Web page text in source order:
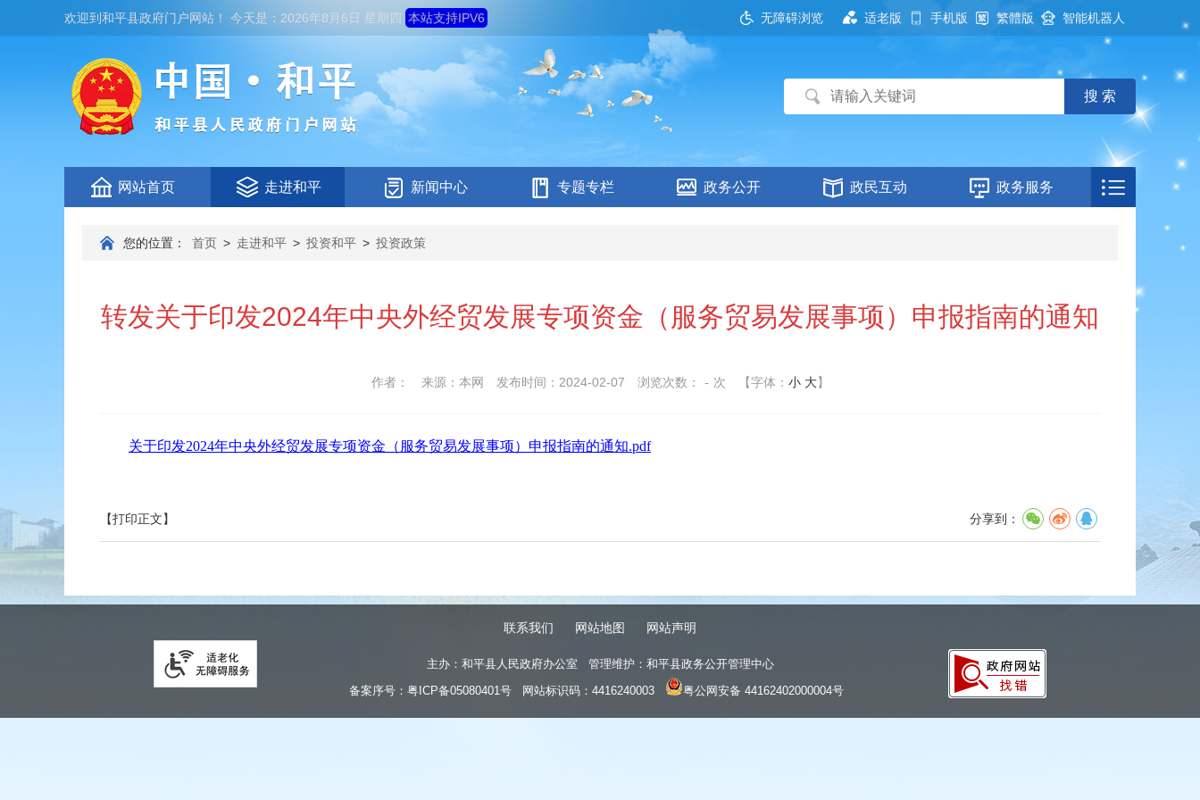
欢迎到和平县政府门户网站 ！ 今天是： 2026年8月6日 星期四 本站支持IPV6 无障碍浏览 适老版 手机版 繁體版 智能机器人
网站首页 走进和平 新闻中心 专题专栏 政务公开 政民互动 政务服务
您的位置： 首页 > 走进和平 > 投资和平 > 投资政策
转发关于印发2024年中央外经贸发展专项资金（服务贸易发展事项）申报指南的通知
作者： 来源：本网 发布时间：2024-02-07 浏览次数： - 次 【字体： 小 大】
关于印发2024年中央外经贸发展专项资金（服务贸易发展事项）申报指南的通知.pdf
分享到：
【打印正文】
联系我们 网站地图 网站声明
主办：和平县人民政府办公室 管理维护：和平县政务公开管理中心
备案序号： 粤ICP备05080401号 网站标识码：4416240003 粤公网安备 44162402000004号